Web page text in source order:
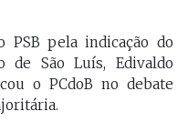
pela indicação do
de São Luís, Edivaldo
o PCdoB no debate